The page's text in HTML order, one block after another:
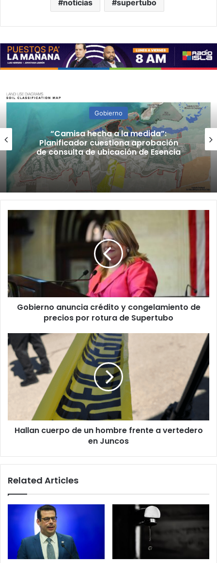
noticias supertubo
Gobierno
“Camisa hecha a la medida”:
Planificador cuestiona aprobación
de consulta de ubicación de Esencia
Gobierno
crédito
precios
por
rotura
Gobierno anuncia crédito y congelamiento de
precios por rotura de Supertubo
Hallan
cuerpo
de
un
hombre
frente
vertedero
en
Juncos
Hallan cuerpo de un hombre frente a vertedero
en Juncos
Related Articles